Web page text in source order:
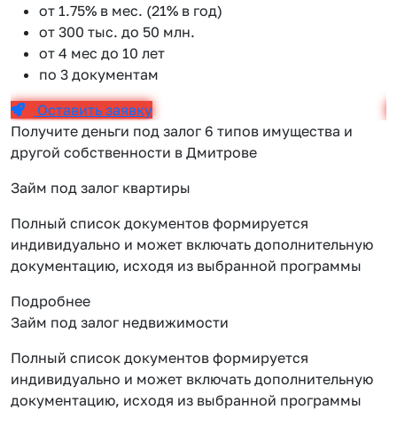
от 1.75% в мес. (21% в год)
от 300 тыс. до 50 млн.
от 4 мес до 10 лет
по 3 документам
Оставить заявку
Получите деньги под залог 6 типов имущества и
другой собственности в Дмитрове
Займ под залог квартиры
Полный список документов формируется
индивидуально и может включать дополнительную
документацию, исходя из выбранной программы
Подробнее
Займ под залог недвижимости
Полный список документов формируется
индивидуально и может включать дополнительную
документацию, исходя из выбранной программы